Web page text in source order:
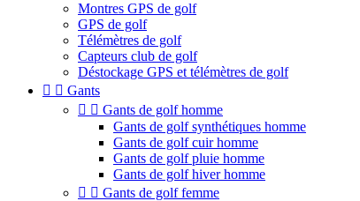
Montres GPS de golf
GPS de golf
Télémètres de golf
Capteurs club de golf
Déstockage GPS et télémètres de golf
  Gants
  Gants de golf homme
Gants de golf synthétiques homme
Gants de golf cuir homme
Gants de golf pluie homme
Gants de golf hiver homme
  Gants de golf femme